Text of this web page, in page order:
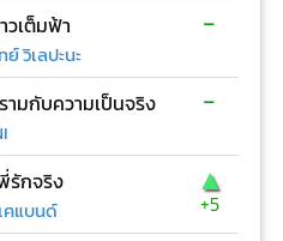
วเต็มฟ้า
ย์ วิเลปะนะ
-
มกับความเป็นจริง -
รักจริง
คแบนด์
▲
+5